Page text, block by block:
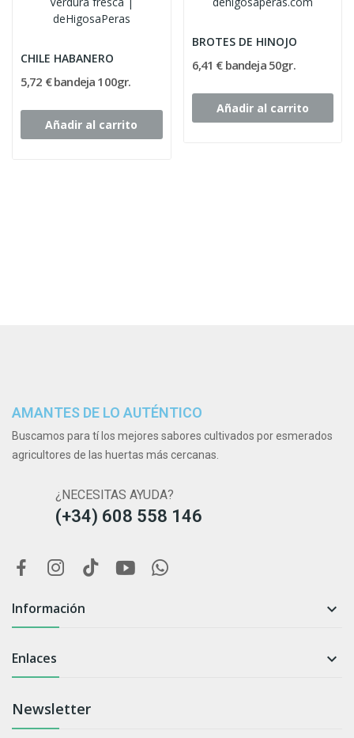
CHILE HABANERO
5,72 € bandeja 100gr.
Añadir al carrito
BROTES DE HINOJO
6,41 € bandeja 50gr.
Añadir al carrito
AMANTES DE LO AUTÉNTICO
Buscamos para tí los mejores sabores cultivados por esmerados
agricultores de las huertas más cercanas.
¿NECESITAS AYUDA?
(+34) 608 558 146
Información 
Enlaces 
Newsletter